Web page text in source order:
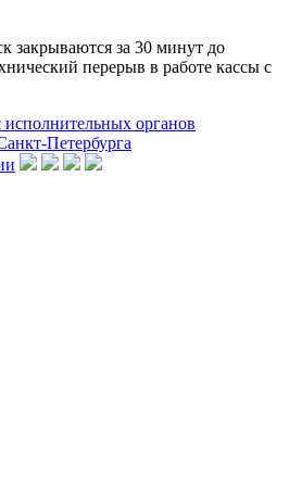
закрываются за 30 минут до
перерыв в работе кассы с